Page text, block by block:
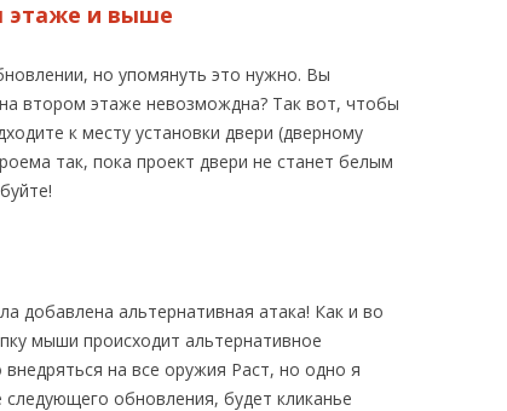
этаже и выше
но упомянуть это нужно. Вы
втором этаже невозмождна? Так вот, чтобы
к месту установки двери (дверному
так, пока проект двери не станет белым
добавлена альтернативная атака! Как и во
мыши происходит альтернативное
на все оружия Раст, но одно я
обновления, будет кликанье